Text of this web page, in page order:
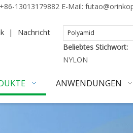
+86-13013179882 E-Mail:
| Nachricht
Beliebtes Stichwort:
NYLON
ANWENDUNGEN